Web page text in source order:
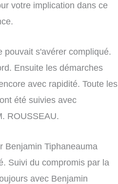
votre implication dans ce
pouvait s'avérer compliqué.
Ensuite les démarches
avec rapidité. Toute les
été suivies avec
ROUSSEAU.
Benjamin Tiphaneauma
Suivi du compromis par la
avec Benjamin